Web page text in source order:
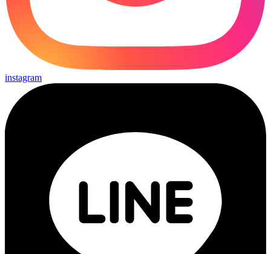
instagram